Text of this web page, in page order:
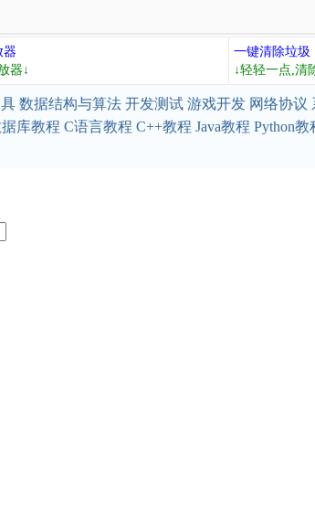
器
器↓
一键清除垃圾
↓轻轻一点,清
数据结构与算法 开发测试 游戏开发 网络协议
库教程 C语言教程 C++教程 Java教程 Python教